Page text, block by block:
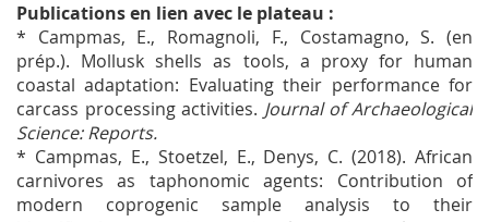
Publications en lien avec le plateau :
* Campmas, E., Romagnoli, F., Costamagno, S. (en
prép.). Mollusk shells as tools, a proxy for human
coastal adaptation: Evaluating their performance for
carcass processing activities. Journal of Archaeological
Science: Reports.
* Campmas, E., Stoetzel, E., Denys, C. (2018). African
carnivores as taphonomic agents: Contribution of
modern coprogenic sample analysis to their